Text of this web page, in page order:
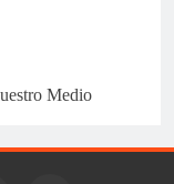
Medio